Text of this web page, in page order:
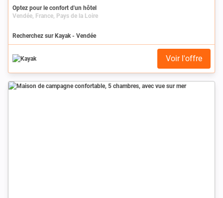
Optez pour le confort d'un hôtel
Vendée, France, Pays de la Loire
Recherchez sur Kayak - Vendée
Voir l'offre